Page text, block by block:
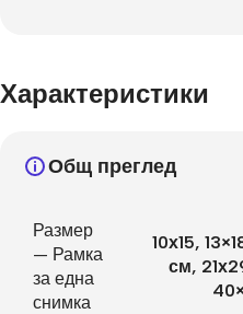
Характеристики
Общ преглед
Размер
— Рамка
за една
снимка
10х15,
см,